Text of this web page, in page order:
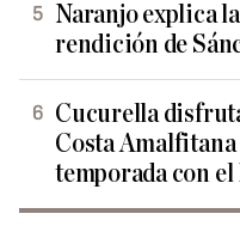
Naranjo explica
rendición de
Cucurella
Costa Amalfitana
temporada con